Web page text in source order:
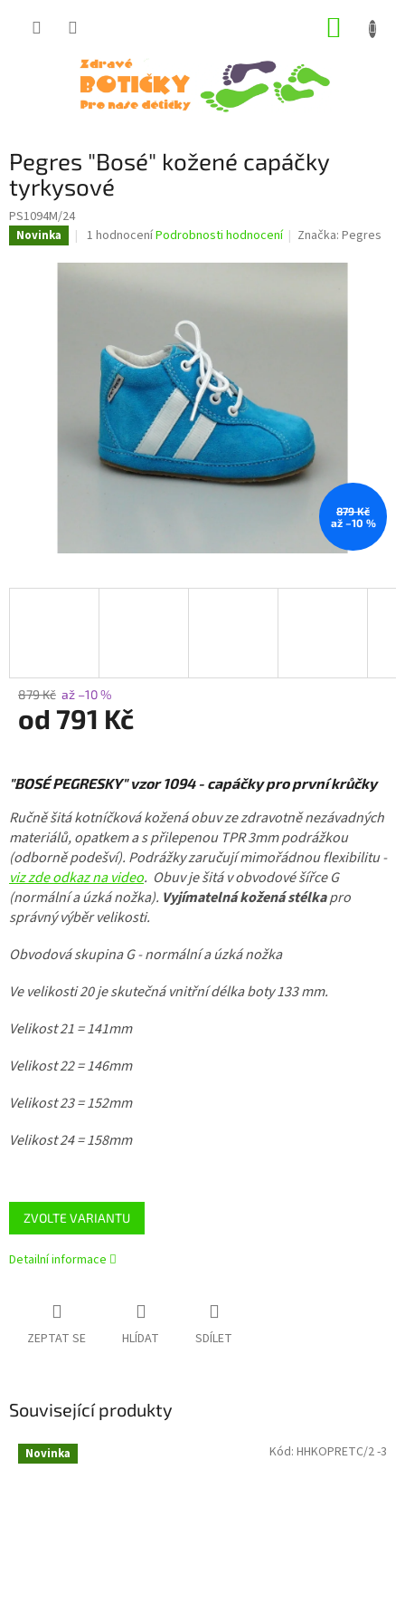
Pegres "Bosé" kožené capáčky
tyrkysové
PS1094M/24
Novinka
Průměrné
produktu
hvězdiček.
1 hodnoceníPodrobnosti hodnocení Značka:Pegres
879 Kč
až –10 %
879 Kč až –10 %
od 791 Kč
ZVOLTE VARIANTU
"BOSÉ PEGRESKY" vzor 1094 - capáčky pro první krůčky
Ručně šitá kotníčková kožená obuv ze zdravotně nezávadných
materiálů, opatkem a s přilepenou TPR 3mm podrážkou
(odborně podešví). Podrážky zaručují mimořádnou flexibilitu -
viz zde odkaz na video. Obuv je šitá v obvodové šířce G
(normální a úzká nožka). Vyjímatelná kožená stélkapro
správný výběr velikosti.
Obvodová skupina G - normální a úzká nožka
Ve velikosti 20 je skutečná vnitřní délka boty 133 mm.
Velikost 21 = 141mm
Velikost 22 = 146mm
Velikost 23 = 152mm
Velikost 24 = 158mm
Detailní informace
ZEPTAT SE HLÍDAT SDÍLET
Související produkty
Novinka Kód: HHKOPRETC/2 -3